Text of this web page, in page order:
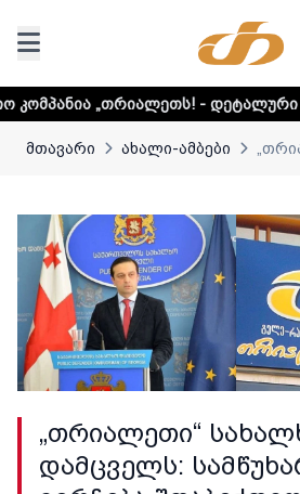
- დეტალური ინფორმაციისთვის
მთავარი ახალი-ამბები
„თრიალეთი“
დამცველს: